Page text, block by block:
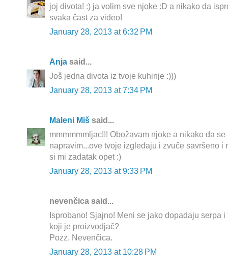
joj divota! :) ja volim sve njoke :D a nikako da
svaka čast za video!
January 28, 2013 at 6:32 PM
Anja said...
Još jedna divota iz tvoje kuhinje :)))
January 28, 2013 at 7:34 PM
Maleni Miš said...
mmmmmmljac!!! Obožavam njoke a nikako da
napravim...ove tvoje izgledaju i zvuče savršeno i
si mi zadatak opet :)
January 28, 2013 at 9:33 PM
nevenčica said...
Isprobano! Sjajno! Meni se jako dopadaju serpa
koji je proizvodjač?
Pozz, Nevenčica.
January 28, 2013 at 10:28 PM